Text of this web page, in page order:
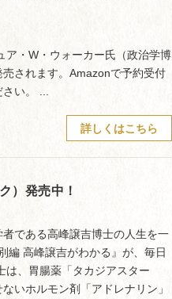
ア・W・ウォーカー氏（政治学博
されます。Amazonで予約受付
い。 ...
詳しくはこちら
）発売中！
である高峰譲吉博士の人生を一
編 高峰譲吉がわかる』が、毎日
は、胃腸薬「タカジアスター
いホルモン剤「アドレナリン」